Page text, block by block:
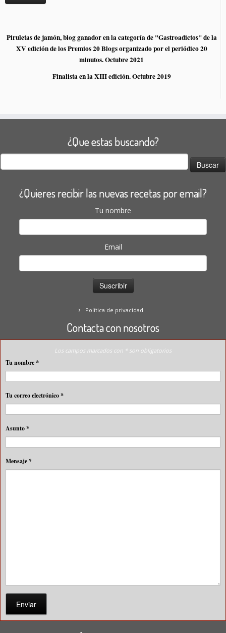
Piruletas de jamón, blog ganador en la categoría de "Gastroadictos" de la
XV edición de los Premios 20 Blogs organizado por el periódico 20
minutos. Octubre 2021
Finalista en la XIII edición. Octubre 2019
¿Que estas buscando?
Buscar:
¿Quieres recibir las nuevas recetas por email?
Tu nombre
Email
Política de privacidad
Contacta con nosotros
Los campos marcados con * son obligatorios
Tu nombre*
Tu correo electrónico*
Asunto*
Mensaje*
Enviar